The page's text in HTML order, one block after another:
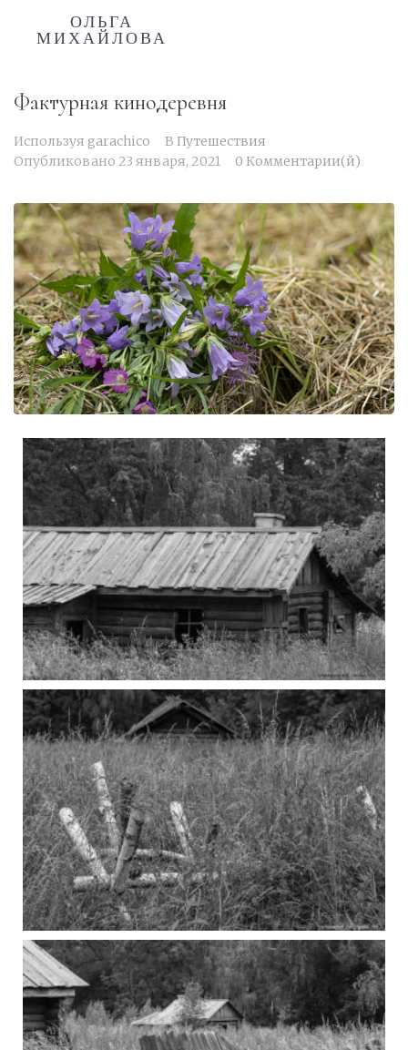
ОЛЬГА
МИХАЙЛОВА
Фактурная кинодеревня
Используя garachico В Путешествия
Опубликовано 23 января, 2021 0 Комментарии(й)